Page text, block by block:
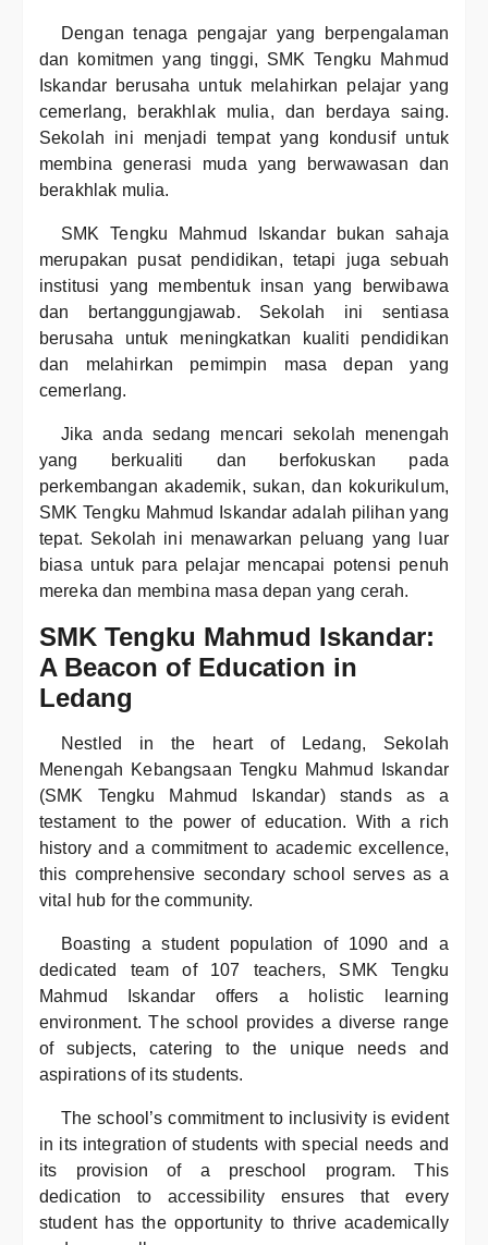
Dengan tenaga pengajar yang berpengalaman
dan komitmen yang tinggi, SMK Tengku Mahmud
Iskandar berusaha untuk melahirkan pelajar yang
cemerlang, berakhlak mulia, dan berdaya saing.
Sekolah ini menjadi tempat yang kondusif untuk
membina generasi muda yang berwawasan dan
berakhlak mulia.
SMK Tengku Mahmud Iskandar bukan sahaja
merupakan pusat pendidikan, tetapi juga sebuah
institusi yang membentuk insan yang berwibawa
dan bertanggungjawab. Sekolah ini sentiasa
berusaha untuk meningkatkan kualiti pendidikan
dan melahirkan pemimpin masa depan yang
cemerlang.
Jika anda sedang mencari sekolah menengah
yang berkualiti dan berfokuskan pada
perkembangan akademik, sukan, dan kokurikulum,
SMK Tengku Mahmud Iskandar adalah pilihan yang
tepat. Sekolah ini menawarkan peluang yang luar
biasa untuk para pelajar mencapai potensi penuh
mereka dan membina masa depan yang cerah.
SMK Tengku Mahmud Iskandar:
A Beacon of Education in
Ledang
Nestled in the heart of Ledang, Sekolah
Menengah Kebangsaan Tengku Mahmud Iskandar
(SMK Tengku Mahmud Iskandar) stands as a
testament to the power of education. With a rich
history and a commitment to academic excellence,
this comprehensive secondary school serves as a
vital hub for the community.
Boasting a student population of 1090 and a
dedicated team of 107 teachers, SMK Tengku
Mahmud Iskandar offers a holistic learning
environment. The school provides a diverse range
of subjects, catering to the unique needs and
aspirations of its students.
The school’s commitment to inclusivity is evident
in its integration of students with special needs and
its provision of a preschool program. This
dedication to accessibility ensures that every
student has the opportunity to thrive academically